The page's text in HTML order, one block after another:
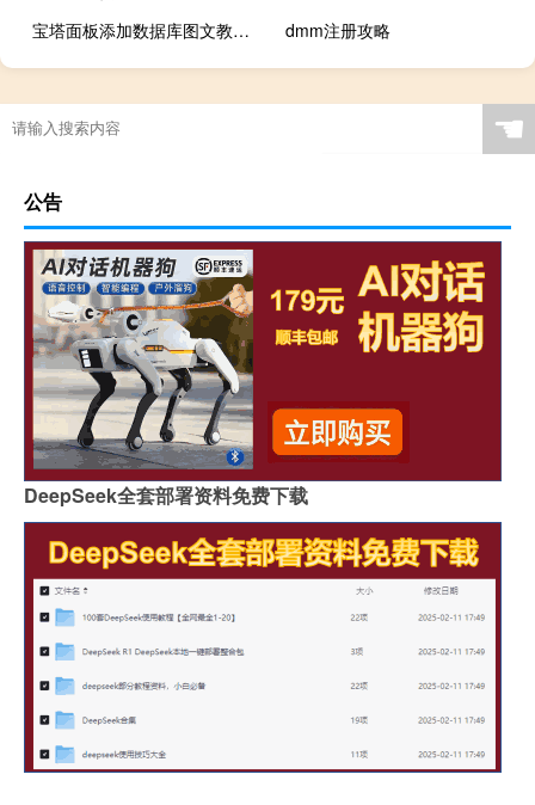
宝塔面板添加数据库图文教程：小白也能3分钟搞定
dmm注册攻略
☚
公告
DeepSeek全套部署资料免费下载